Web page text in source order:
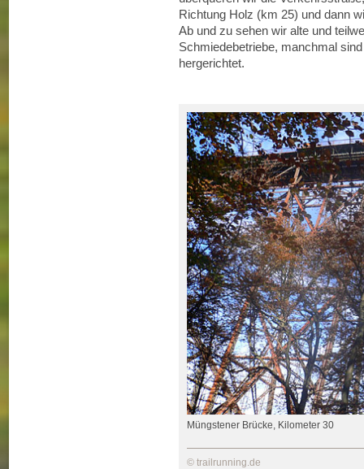
Richtung Holz (km 25) und dann
Ab und zu sehen wir alte und
Schmiedebetriebe, manchmal
hergerichtet.
Müngstener Brücke, Kilometer 30
© trailrunning.de